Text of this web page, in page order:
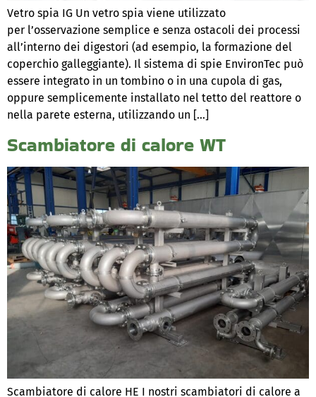
Vetro spia IG Un vetro spia viene utilizzato
per l’osservazione semplice e senza ostacoli dei processi
all’interno dei digestori (ad esempio, la formazione del
coperchio galleggiante). Il sistema di spie EnvironTec può
essere integrato in un tombino o in una cupola di gas,
oppure semplicemente installato nel tetto del reattore o
nella parete esterna, utilizzando un […]
Scambiatore di calore WT
Scambiatore di calore HE I nostri scambiatori di calore a